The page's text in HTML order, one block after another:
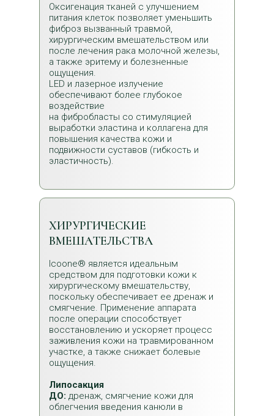
Оксигенация тканей с улучшением
питания клеток позволяет уменьшить
фиброз вызванный травмой,
хирургическим вмешательством или
после лечения рака молочной железы,
а также эритему и болезненные
ощущения.
LED и лазерное излучение
обеспечивают более глубокое
воздействие
на фибробласты со стимуляцией
выработки эластина и коллагена для
повышения качества кожи и
подвижности суставов (гибкость и
эластичность).
ХИРУРГИЧЕСКИЕ
ВМЕШАТЕЛЬСТВА
Icoone® является идеальным
средством для подготовки кожи к
хирургическому вмешательству,
поскольку обеспечивает ее дренаж и
смягчение. Применение аппарата
после операции способствует
восстановлению и ускоряет процесс
заживления кожи на травмированном
участке, а также снижает болевые
ощущения.
Липосакция
ДО: дренаж, смягчение кожи для
облегчения введения канюли в